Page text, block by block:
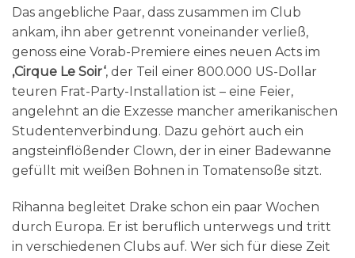
Das angebliche Paar, dass zusammen im Club
ankam, ihn aber getrennt voneinander verließ,
genoss eine Vorab-Premiere eines neuen Acts im
‚Cirque Le Soir‘, der Teil einer 800.000 US-Dollar
teuren Frat-Party-Installation ist – eine Feier,
angelehnt an die Exzesse mancher amerikanischen
Studentenverbindung. Dazu gehört auch ein
angsteinflößender Clown, der in einer Badewanne
gefüllt mit weißen Bohnen in Tomatensoße sitzt.
Rihanna begleitet Drake schon ein paar Wochen
durch Europa. Er ist beruflich unterwegs und tritt
in verschiedenen Clubs auf. Wer sich für diese Zeit